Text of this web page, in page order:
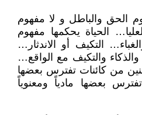
الحق والباطل و لا مفهوم
الحياة يحكمها مفهوم
التكيف أو الاندثار…
والتكيف مع الواقع…
من كائنات تفترس بعضها
بعضها مادياً ومعنوياً